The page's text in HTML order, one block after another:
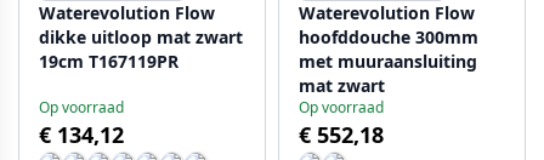
Waterevolution Flow
dikke uitloop mat zwart
19cm T167119PR
Op voorraad
€ 134,12
Waterevolution Flow
hoofddouche 300mm
met muuraansluiting
mat zwart
Op voorraad
€ 552,18